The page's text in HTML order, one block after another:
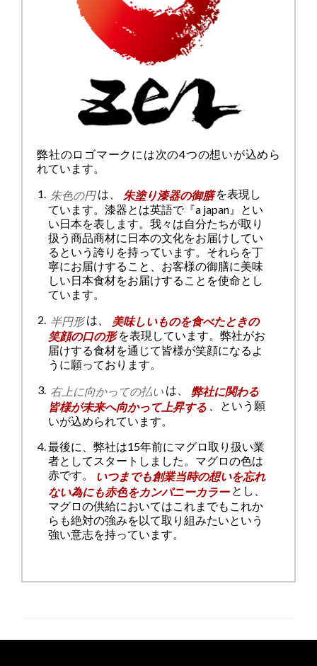
弊社のロゴマークには次の4つの想いが込めら
れています。
朱色の円 は、 朱塗り漆器の御膳を表現し
ています。漆器とは英語で『a japan』とい
い日本を表します。我々は自分たちが取り
扱う商品商材に日本の文化をお届けしてい
るという誇りを持っています。それらを丁
寧にお届けすること、お客様の御膳に美味
しい日本食材をお届けすることを使命とし
ています。
半円形 は、
美味しいものを食べたときの
笑顔の口の形 を表現しています。弊社がお
届けする食材を通じて皆様が笑顔になるよ
うに願っております。
右上に向かっての払い は、
弊社に関わる
皆様が未来へ向かって上昇する
、という願
いが込められています。
最後に、弊社は15年前にマグロ取り扱い業
者としてスタートしました。マグロの色は
赤です。
いつまでも創業当時の想いを忘れ
ない為にも赤色をカンパニーカラー とし、
マグロの供給においてはこれまでもこれか
らも絶対の強みを以て取り組みたいという
強い意志を持っています。